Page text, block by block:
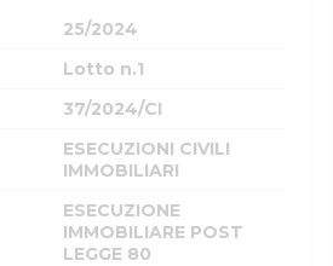
25/2024
Lotto n.1
37/2024/CI
ESECUZIONI CIVILI
IMMOBILIARI
ESECUZIONE
IMMOBILIARE POST
LEGGE 80